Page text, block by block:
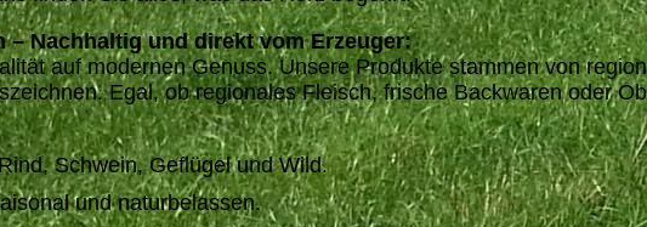
Nachhaltig und direkt vom Erzeuger:
auf modernen Genuss. Unsere Produkte stammen von
Egal, ob regionales Fleisch, frische Backwaren oder
Schwein, Geflügel und Wild.
und naturbelassen.